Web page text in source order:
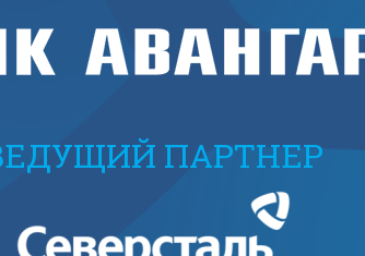
ПАРТНЕР